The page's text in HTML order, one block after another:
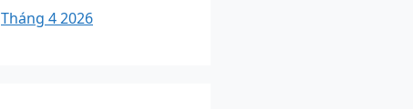
Tháng 4 2026